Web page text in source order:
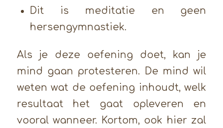
Dit is meditatie en geen
hersengymnastiek.
Als je deze oefening doet, kan je
mind gaan protesteren. De mind wil
weten wat de oefening inhoudt, welk
resultaat het gaat opleveren en
vooral wanneer. Kortom, ook hier zal